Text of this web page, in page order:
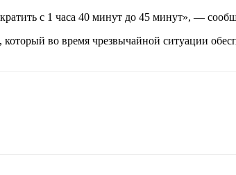
с 1 часа 40 минут до 45 минут», —
во время чрезвычайной ситуации